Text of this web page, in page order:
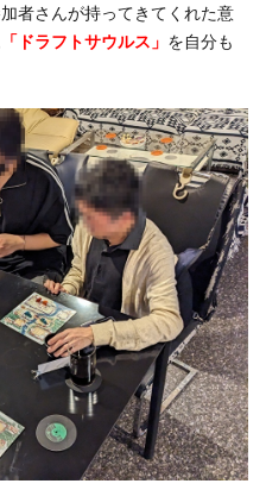
者さんが持ってきてくれた意
「ドラフトサウルス」 を自分も